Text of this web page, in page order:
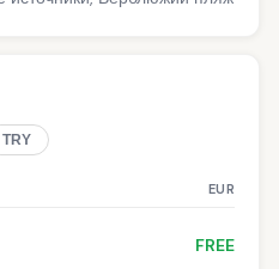
TRY
EUR
FREE